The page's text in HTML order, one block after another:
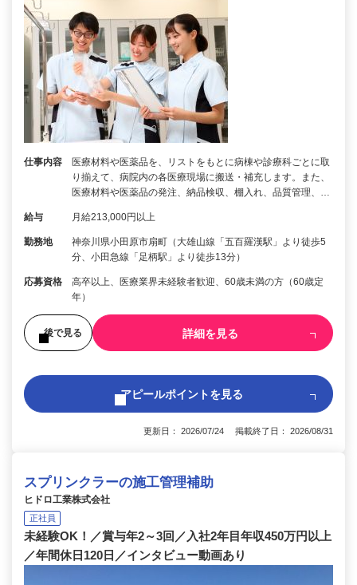
仕事内容
医療材料や医薬品を、リストをもとに病棟や診療科ごとに取
り揃えて、病院内の各医療現場に搬送・補充します。また、
医療材料や医薬品の発注、納品検収、棚入れ、品質管理、…
給与 月給213,000円以上
勤務地
神奈川県小田原市扇町（大雄山線「五百羅漢駅」より徒歩5
分、小田急線「足柄駅」より徒歩13分）
応募資格
高卒以上、医療業界未経験者歓迎、60歳未満の方（60歳定
年）
後で見る 詳細を見る
アピールポイントを見る
更新日： 2026/07/24 掲載終了日： 2026/08/31
スプリンクラーの施工管理補助
ヒドロ工業株式会社
正社員
未経験OK！／賞与年2～3回／入社2年目年収450万円以上
／年間休日120日／インタビュー動画あり